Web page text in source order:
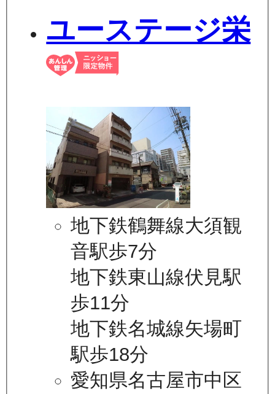
ユーステージ栄
地下鉄鶴舞線大須観
音駅歩7分
地下鉄東山線伏見駅
歩11分
地下鉄名城線矢場町
駅歩18分
愛知県名古屋市中区